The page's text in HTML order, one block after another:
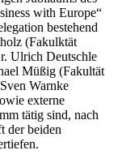
with Europe“
bestehend
(Fakulktät
Ulrich Deutschle
Müßig (Fakultät
Warnke
externe
tätig sind, nach
der beiden